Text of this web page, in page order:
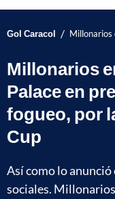
Gol Caracol / Millonarios
Millonarios
Palace en
fogueo, por
Cup
Así como lo anunció
sociales.